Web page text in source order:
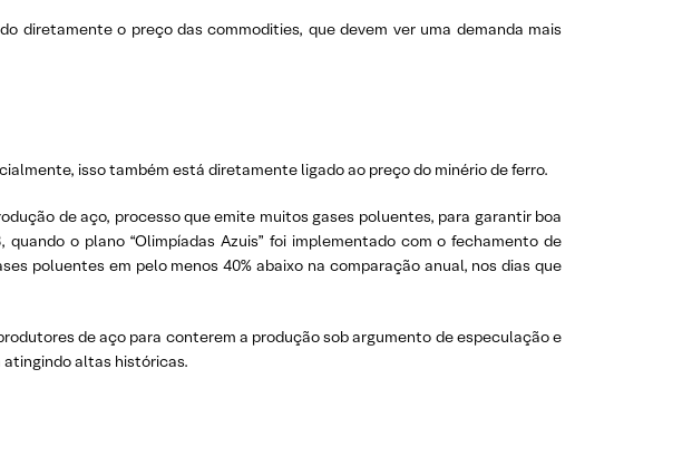
diretamente o preço das commodities, que devem ver uma demanda mais
isso também está diretamente ligado ao preço do minério de ferro.
de aço, processo que emite muitos gases poluentes, para garantir boa
o plano “Olimpíadas Azuis” foi implementado com o fechamento de
poluentes em pelo menos 40% abaixo na comparação anual, nos dias que
de aço para conterem a produção sob argumento de especulação e
atingindo altas históricas.